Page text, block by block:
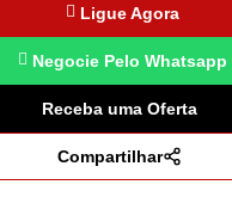
Ligue Agora
Negocie Pelo Whatsapp
Receba uma Oferta
Compartilhar